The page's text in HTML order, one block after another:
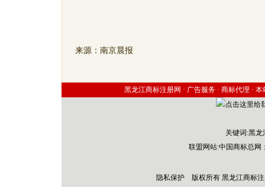
来源：南京晨报
黑龙江商标注册网 · 广告服务 · 商标代理 · 本
关键词:黑
联盟网站:中国商标总网
隐私保护 版权所有 黑龙江商标